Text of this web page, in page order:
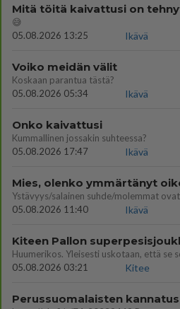
Mitä töitä kaivattusi on
😅
05.08.2026 13:25
Ikävä
Voiko meidän välit
Koskaan parantua tästä?
05.08.2026 05:34
Ikävä
Onko kaivattusi
Kummallinen jossakin suhteessa?
05.08.2026 17:47
Ikävä
Mies, olenko ymmärtänyt
05.08.2026 11:40
Ikävä
05.08.2026 03:21
Kitee